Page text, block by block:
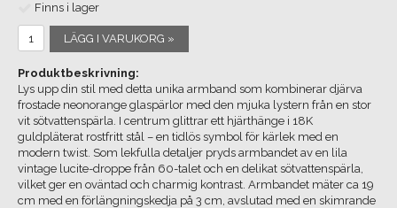
Finns i lager
LÄGG I VARUKORG »
Produktbeskrivning:
Lys upp din stil med detta unika armband som kombinerar djärva
frostade neonorange glaspärlor med den mjuka lystern från en stor
vit sötvattenspärla. I centrum glittrar ett hjärthänge i 18K
guldpläterat rostfritt stål – en tidlös symbol för kärlek med en
modern twist. Som lekfulla detaljer pryds armbandet av en lila
vintage lucite-droppe från 60-talet och en delikat sötvattenspärla,
vilket ger en oväntad och charmig kontrast. Armbandet mäter ca 19
cm med en förlängningskedja på 3 cm, avslutad med en skimrande